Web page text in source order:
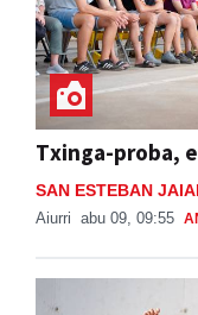
Txinga-proba,
SAN ESTEBAN
Aiurri abu 09, 09:55